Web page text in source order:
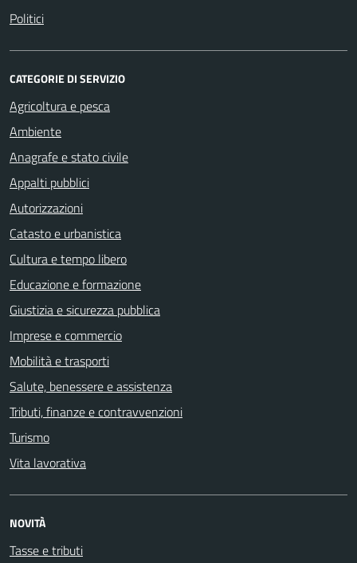
Politici
CATEGORIE DI SERVIZIO
Agricoltura e pesca
Ambiente
Anagrafe e stato civile
Appalti pubblici
Autorizzazioni
Catasto e urbanistica
Cultura e tempo libero
Educazione e formazione
Giustizia e sicurezza pubblica
Imprese e commercio
Mobilità e trasporti
Salute, benessere e assistenza
Tributi, finanze e contravvenzioni
Turismo
Vita lavorativa
NOVITÀ
Tasse e tributi